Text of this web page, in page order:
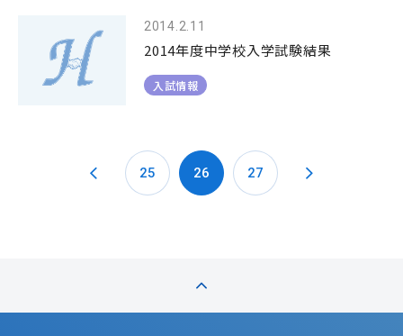
2014.2.11
2014年度中学校入学試験結果
入試情報
25 26 27